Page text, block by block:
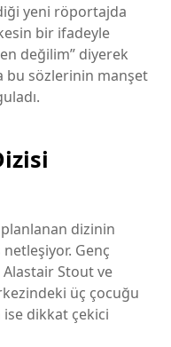
yeni röportajda
bir ifadeyle
değilim” diyerek
bu sözlerinin manşet
planlanan dizinin
Genç
Stout ve
üç çocuğu
ise dikkat çekici